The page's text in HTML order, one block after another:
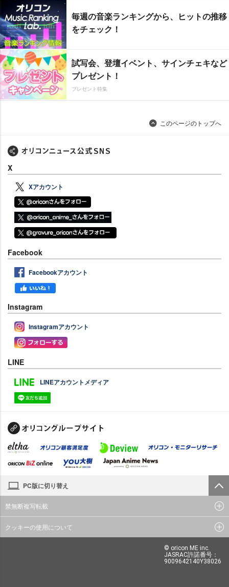
毎週の音楽ランキングから、ヒットの推移
をチェック！
試写会、登壇イベント、サインチェキなど
プレゼント！
プレゼント特集
このページのトップへ
X
Xアカウント
Facebook
Facebookアカウント
Instagram
Instagramアカウント
LINE
LINEアカウントメディア
PC版に切り替え
禁無断複写転載
クッキーの使用について
© oricon ME inc.
JASRAC許諾番号：
9009642140Y38026